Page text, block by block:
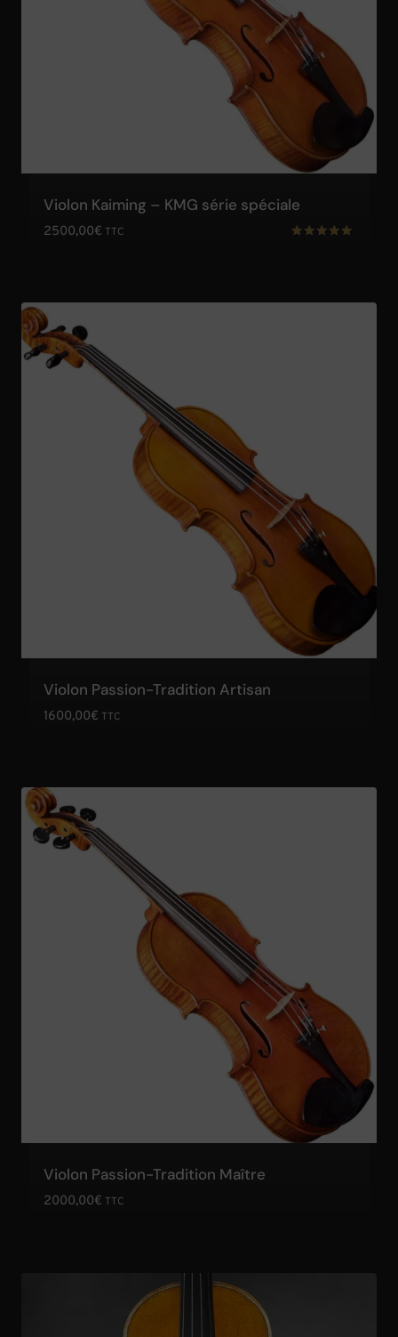
Violon Kaiming – KMG série spéciale
2500,00€ TTC
Violon Passion-Tradition Artisan
1600,00€ TTC
Violon Passion-Tradition Maître
2000,00€ TTC